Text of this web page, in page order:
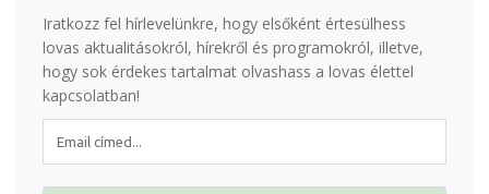
Iratkozz fel hírlevelünkre, hogy elsőként értesülhess
lovas aktualitásokról, hírekről és programokról, illetve,
hogy sok érdekes tartalmat olvashass a lovas élettel
kapcsolatban!